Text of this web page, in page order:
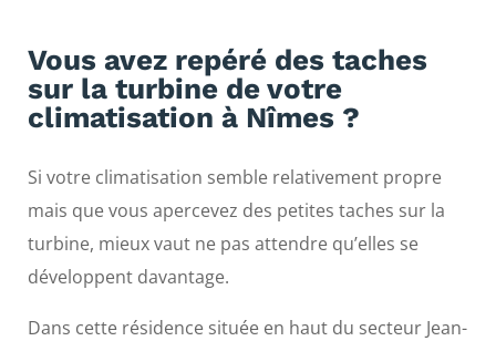
Vous avez repéré des taches
sur la turbine de votre
climatisation à Nîmes ?
Si votre climatisation semble relativement propre
mais que vous apercevez des petites taches sur la
turbine, mieux vaut ne pas attendre qu’elles se
développent davantage.
Dans cette résidence située en haut du secteur Jean-